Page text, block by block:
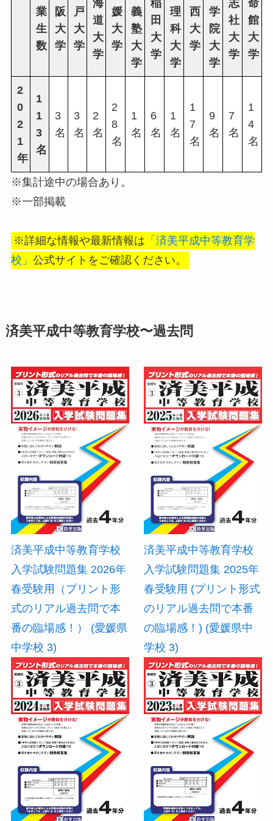
業
生
数
阪
大
学
戸
大
学
海
道
大
学
媛
大
学
義
塾
大
学
稲
田
大
学
理
科
大
学
西
大
学
学
院
大
学
志
社
大
学
命
館
大
学
2
0
2
1
年
1
1
3
名
3
名
3
名
2
名
2
8
名
1
名
6
名
1
名
1
7
名
9
名
7
名
1
4
名
※集計途中の場合あり。
※一部掲載
※詳細な情報や最新情報は 「済美平成中等教育学
校」 公式サイトをご確認ください。
済美平成中等教育学校〜過去問
済美平成中等教育学校
入学試験問題集 2026年
春受験用（プリント形
式のリアル過去問で本
番の臨場感！） (愛媛県
中学校 3)
済美平成中等教育学校
入学試験問題集 2025年
春受験用 (プリント形式
のリアル過去問で本番
の臨場感！) (愛媛県中
学校 3)